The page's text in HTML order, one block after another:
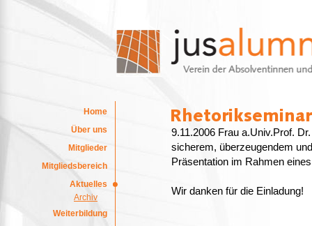
Home
Über uns
Mitglieder
Mitgliedsbereich
Aktuelles
Archiv
Weiterbildung
9.11.2006 Frau a.Univ.Prof.
sicherem, überzeugendem
Präsentation im Rahmen
Wir danken für die Einladung!